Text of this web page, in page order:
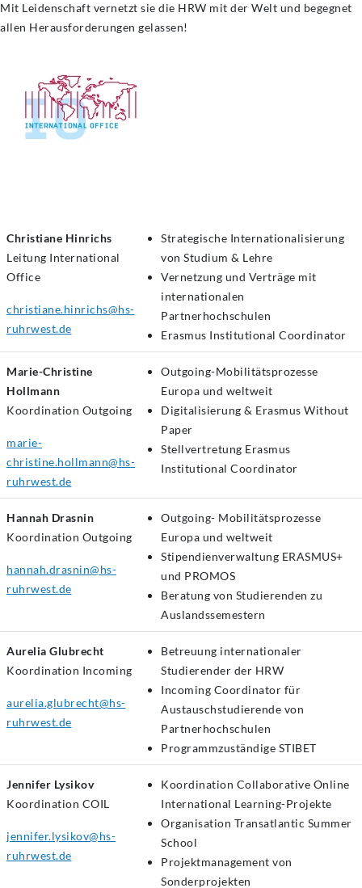
Mit Leidenschaft vernetzt sie die HRW mit der Welt und begegnet
allen Herausforderungen gelassen!
Christiane Hinrichs
Leitung International
Office
christiane.hinrichs@hs-
ruhrwest.de
Strategische Internationalisierung
von Studium & Lehre
Vernetzung und Verträge mit
internationalen
Partnerhochschulen
Erasmus Institutional Coordinator
Marie-Christine
Hollmann
Koordination Outgoing
marie-
christine.hollmann@hs-
ruhrwest.de
Outgoing-Mobilitätsprozesse
Europa und weltweit
Digitalisierung & Erasmus Without
Paper
Stellvertretung Erasmus
Institutional Coordinator
Hannah Drasnin
Koordination Outgoing
hannah.drasnin@hs-
ruhrwest.de
Outgoing- Mobilitätsprozesse
Europa und weltweit
Stipendienverwaltung ERASMUS+
und PROMOS
Beratung von Studierenden zu
Auslandssemestern
Aurelia Glubrecht
Koordination Incoming
aurelia.glubrecht@hs-
ruhrwest.de
Betreuung internationaler
Studierender der HRW
Incoming Coordinator für
Austauschstudierende von
Partnerhochschulen
Programmzuständige STIBET
Jennifer Lysikov
Koordination COIL
jennifer.lysikov@hs-
ruhrwest.de
Koordination Collaborative Online
International Learning-Projekte
Organisation Transatlantic Summer
School
Projektmanagement von
Sonderprojekten